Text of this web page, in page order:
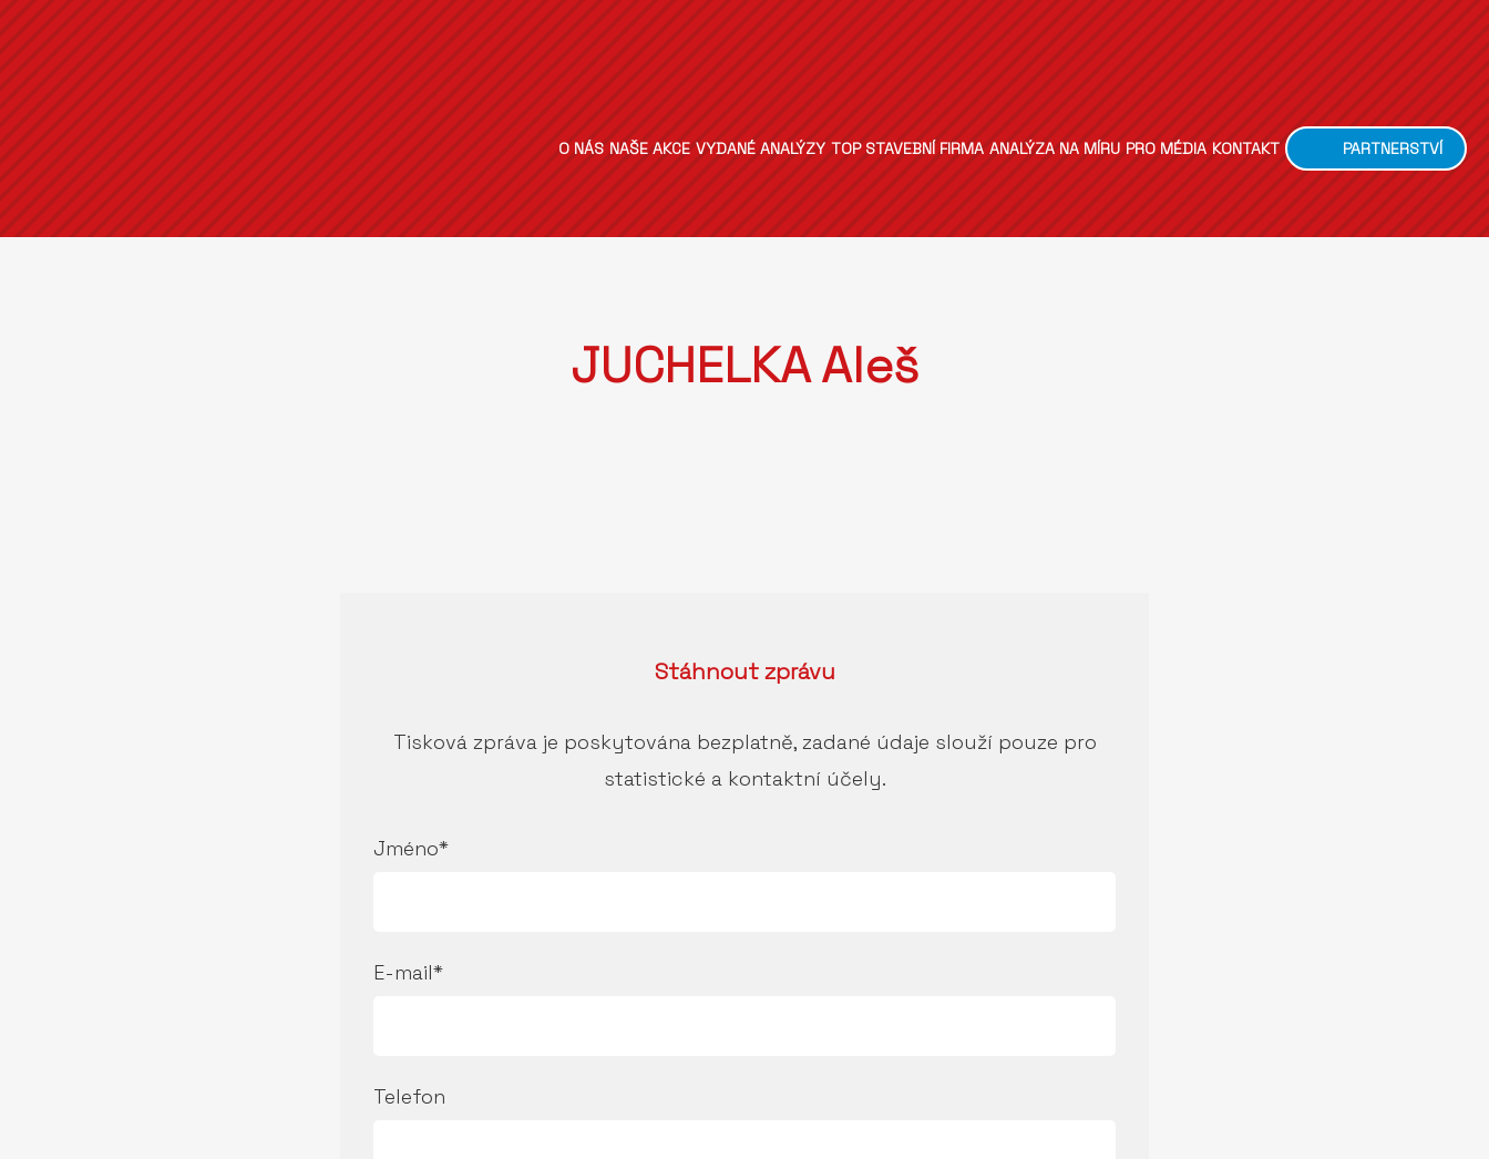
O NÁS NAŠE AKCE VYDANÉ ANALÝZY TOP STAVEBNÍ FIRMA ANALÝZA NA MÍRU PRO MÉDIA KONTAKT PARTNERSTVÍ
JUCHELKA Aleš
Stáhnoutzprávu
Tisková zpráva je poskytována bezplatně, zadané údaje slouží pouze pro
statistické a kontaktní účely.
Jméno*
E-mail*
Telefon